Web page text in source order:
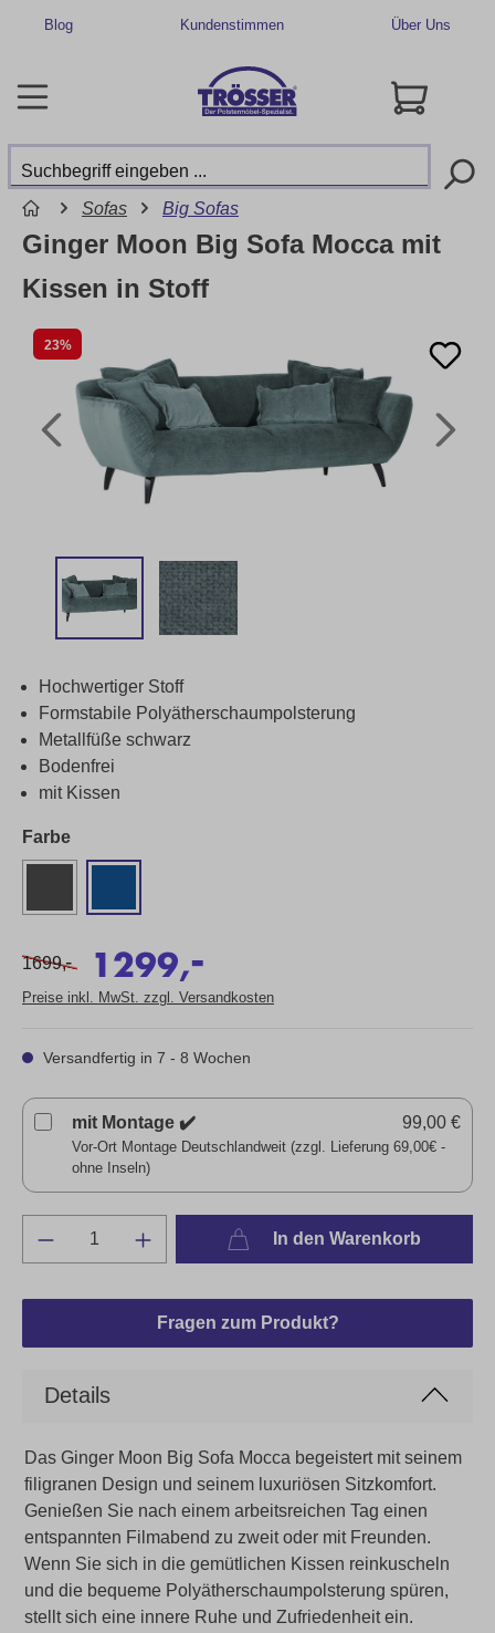
Blog Kundenstimmen Über Uns
Sofas Big Sofas
23%
Ginger Moon Big Sofa Mocca mit
Kissen in Stoff
Hochwertiger Stoff
Formstabile Polyätherschaumpolsterung
Metallfüße schwarz
Bodenfrei
mit Kissen
Farbe
1699,- 1299,
-
Preise inkl. MwSt. zzgl. Versandkosten
Versandfertig in 7 - 8 Wochen
mit Montage ✔️
Vor-Ort Montage Deutschlandweit (zzgl. Lieferung 69,00€ -
ohne Inseln)
99,00 €
In den Warenkorb
Fragen zum Produkt?
Details
Das Ginger Moon Big Sofa Mocca begeistert mit seinem
filigranen Design und seinem luxuriösen Sitzkomfort.
Genießen Sie nach einem arbeitsreichen Tag einen
entspannten Filmabend zu zweit oder mit Freunden.
Wenn Sie sich in die gemütlichen Kissen reinkuscheln
und die bequeme Polyätherschaumpolsterung spüren,
stellt sich eine innere Ruhe und Zufriedenheit ein.